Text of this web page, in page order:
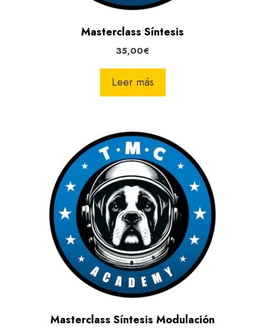
Masterclass Síntesis
35,00€
Leer más
Masterclass Síntesis Modulación